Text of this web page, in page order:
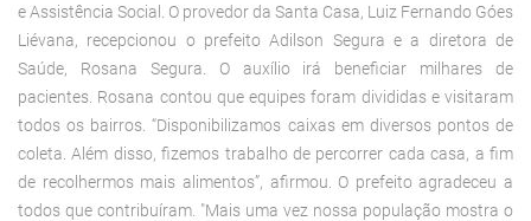
e Assistência Social. O provedor da Santa Casa, Luiz Fernando Góes
Liévana, recepcionou o prefeito Adilson Segura e a diretora de
Saúde, Rosana Segura. O auxílio irá beneficiar milhares de
pacientes. Rosana contou que equipes foram divididas e visitaram
todos os bairros. “Disponibilizamos caixas em diversos pontos de
coleta. Além disso, fizemos trabalho de percorrer cada casa, a fim
de recolhermos mais alimentos”, afirmou. O prefeito agradeceu a
todos que contribuíram. "Mais uma vez nossa população mostra o